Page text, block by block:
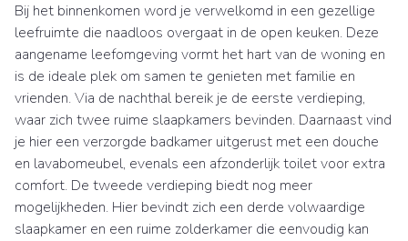
Bij het binnenkomen word je verwelkomd in een gezellige
leefruimte die naadloos overgaat in de open keuken. Deze
aangename leefomgeving vormt het hart van de woning en
is de ideale plek om samen te genieten met familie en
vrienden. Via de nachthal bereik je de eerste verdieping,
waar zich twee ruime slaapkamers bevinden. Daarnaast vind
je hier een verzorgde badkamer uitgerust met een douche
en lavabomeubel, evenals een afzonderlijk toilet voor extra
comfort. De tweede verdieping biedt nog meer
mogelijkheden. Hier bevindt zich een derde volwaardige
slaapkamer en een ruime zolderkamer die eenvoudig kan